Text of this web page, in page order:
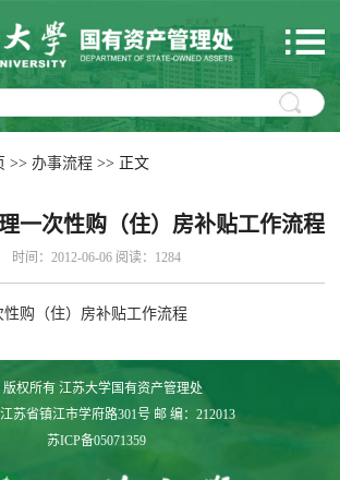
>> 办事流程 >> 正文
一次性购（住）房补贴工作流程
时间：2012-06-06 阅读： 1284
购（住）房补贴工作流程
权所有 江苏大学国有资产管理处
苏省镇江市学府路301号 邮 编：212013
苏ICP备05071359